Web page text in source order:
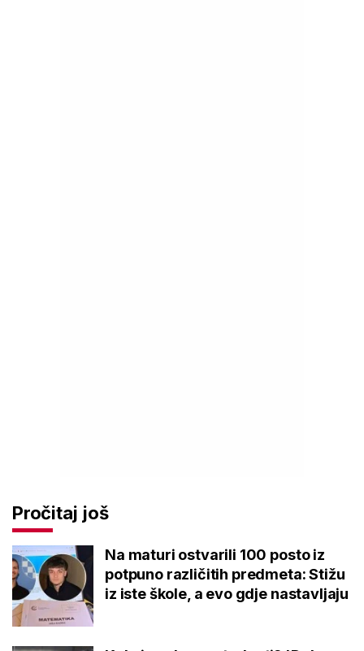
Pročitaj još
Na maturi ostvarili 100 posto iz
potpuno različitih predmeta: Stižu
iz iste škole, a evo gdje nastavljaju